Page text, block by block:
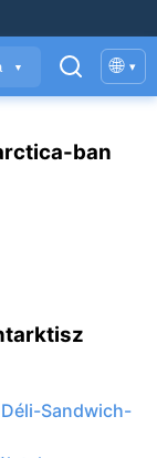
▼ 🌐 ▾
ban
Sandwich-